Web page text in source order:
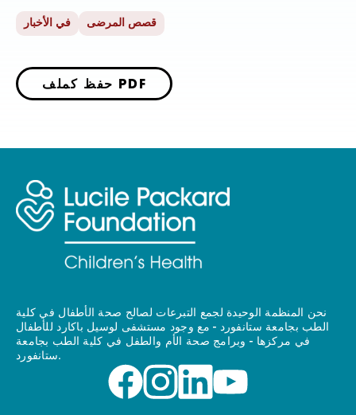
في الأخبار قصص المرضى
حفظ كملف PDF
نحن المنظمة الوحيدة لجمع التبرعات لصالح صحة الأطفال في كلية
الطب بجامعة ستانفورد - مع وجود مستشفى لوسيل باكارد للأطفال
في مركزها - وبرامج صحة الأم والطفل في كلية الطب بجامعة
ستانفورد.